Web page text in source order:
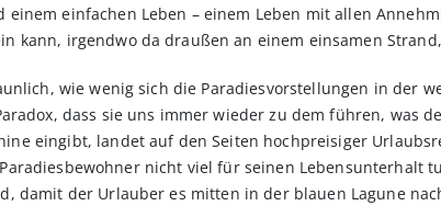
einem einfachen Leben – einem Leben mit allen
kann, irgendwo da draußen an einem einsamen
wie wenig sich die Paradiesvorstellungen in der
dass sie uns immer wieder zu dem führen, was
eingibt, landet auf den Seiten hochpreisiger
nicht viel für seinen Lebensunterhalt
damit der Urlauber es mitten in der blauen Lagune